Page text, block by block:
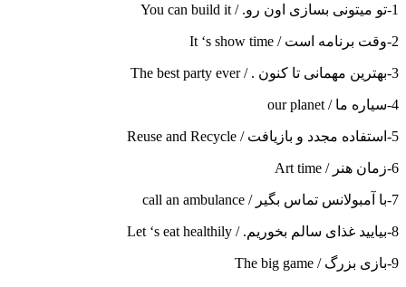
1-تو میتونی بسازی اون رو. / You can build it
2-وقت برنامه است / It ‘s show time
3-بهترین مهمانی تا کنون . / The best party ever
4-سیاره ما / our planet
5-استفاده مجدد و بازیافت / Reuse and Recycle
6-زمان هنر / Art time
7-با آمبولانس تماس بگیر / call an ambulance
8-بیایید غذای سالم بخوریم. / Let ‘s eat healthily
9-بازی بزرگ / The big game